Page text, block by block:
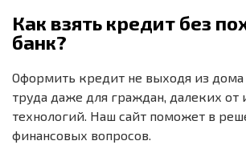
Как взять кредит без
банк?
Оформить кредит не выходя из дома
труда даже для граждан, далеких от
технологий. Наш сайт поможет в
финансовых вопросов.